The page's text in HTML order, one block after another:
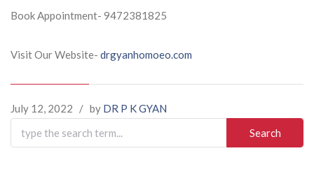
Book Appointment- 9472381825
Visit Our Website- drgyanhomoeo.com
July 12, 2022 / by DR P K GYAN
Search
for: